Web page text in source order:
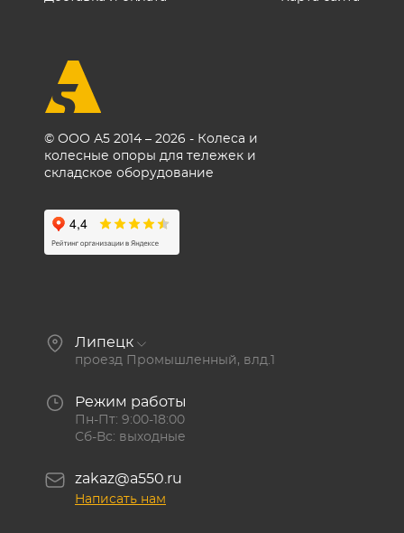
© ООО А5 2014 – 2026 - Колеса и
колесные опоры для тележек и
складское оборудование
Липецк
проезд Промышленный, влд.1
Режим работы
Пн-Пт: 9:00-18:00
Сб-Вс: выходные
zakaz@a550.ru
Написать нам